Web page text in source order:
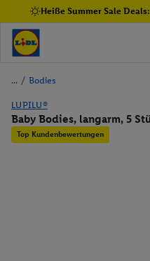
Heiße Summer Sale
/ Bodies
LUPILU®
Baby Bodies, langarm, 5
Top Kundenbewertungen